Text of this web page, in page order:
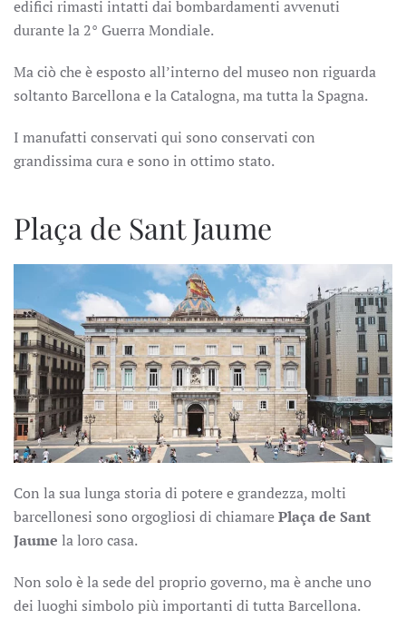
edifici rimasti intatti dai bombardamenti avvenuti
durante la 2° Guerra Mondiale.
Ma ciò che è esposto all’interno del museo non riguarda
soltanto Barcellona e la Catalogna, ma tutta la Spagna.
I manufatti conservati qui sono conservati con
grandissima cura e sono in ottimo stato.
Plaça de Sant Jaume
Con la sua lunga storia di potere e grandezza, molti
barcellonesi sono orgogliosi di chiamarePlaça de Sant
Jaume la loro casa.
Non solo è la sede del proprio governo, ma è anche uno
dei luoghi simbolo più importanti di tutta Barcellona.